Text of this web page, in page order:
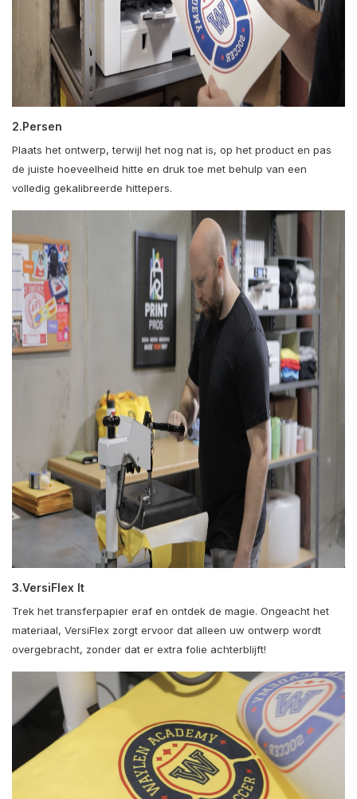
2.Persen
Plaats het ontwerp, terwijl het nog nat is, op het product en pas
de juiste hoeveelheid hitte en druk toe met behulp van een
volledig gekalibreerde hittepers.
3.VersiFlex It
Trek het transferpapier eraf en ontdek de magie. Ongeacht het
materiaal, VersiFlex zorgt ervoor dat alleen uw ontwerp wordt
overgebracht, zonder dat er extra folie achterblijft!